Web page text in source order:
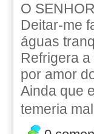
O
Deitar-me
águas
Refrigera
por amor
Ainda que
temeria